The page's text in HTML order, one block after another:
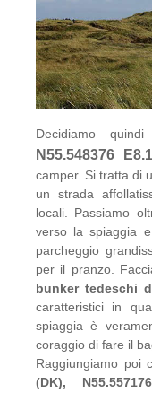
Decidiamo
N55.548376
camper. Si tratta di
un strada
locali. Passiamo
verso la spiaggia
parcheggio
per il pranzo.
bunker tedeschi
caratteristici in
spiaggia è
coraggio di fare il
Raggiungiamo poi
(DK),